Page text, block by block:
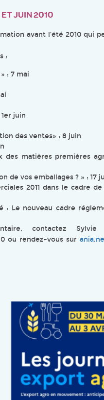
ET JUIN 2010
avant l’été 2010 qui
:
: 7 mai
juin
des ventes» : 8 juin
matières premières
de vos emballages ? » : 17
2011 dans le cadre
: Le nouveau cadre
contactez Sylvie
ou rendez-vous sur